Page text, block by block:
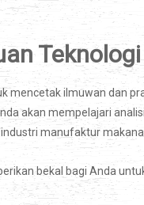
mencetak ilmuwan dan
akan mempelajari
manufaktur
bekal bagi Anda